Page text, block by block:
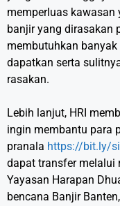
memperluas kawasan
banjir yang dirasakan
membutuhkan
dapatkan serta
rasakan.
Lebih lanjut, HRI
ingin membantu para
pranala https://bit.ly/
dapat transfer melalui
Yayasan Harapan
bencana Banjir